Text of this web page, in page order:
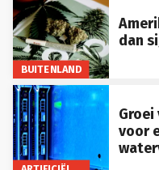
BUITENLAND
dan
voor